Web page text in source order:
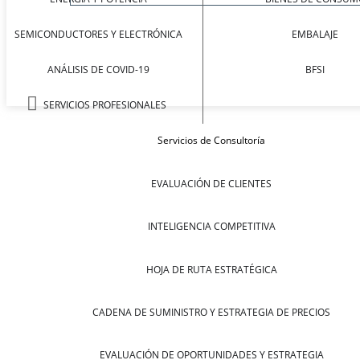
SEMICONDUCTORES Y ELECTRÓNICA
ANÁLISIS DE COVID-19
SERVICIOS PROFESIONALES
EMBALAJE
BFSI
Servicios de Consultoría
EVALUACIÓN DE CLIENTES
INTELIGENCIA COMPETITIVA
HOJA DE RUTA ESTRATÉGICA
CADENA DE SUMINISTRO Y ESTRATEGIA DE PRECIOS
EVALUACIÓN DE OPORTUNIDADES Y ESTRATEGIA